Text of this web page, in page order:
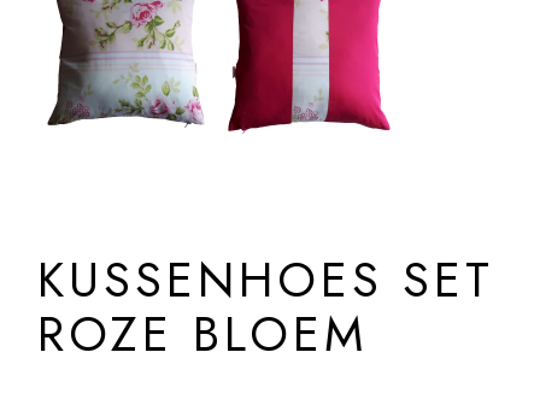
KUSSENHOES SET
ROZE BLOEM